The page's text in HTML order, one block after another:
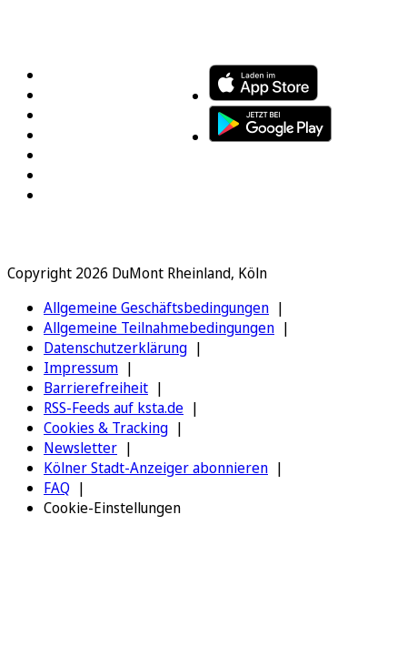
Copyright 2026 DuMont Rheinland, Köln
Allgemeine Geschäftsbedingungen
Allgemeine Teilnahmebedingungen
Datenschutzerklärung
Impressum
Barrierefreiheit
RSS-Feeds auf ksta.de
Cookies & Tracking
Newsletter
Kölner Stadt-Anzeiger abonnieren
FAQ
Cookie-Einstellungen